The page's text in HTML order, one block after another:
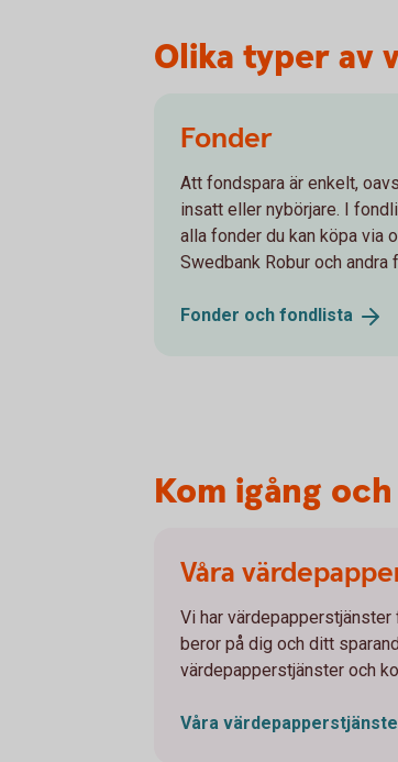
Olika typer av
Fonder
Att fondspara är enkelt,
insatt eller nybörjare. I
alla fonder du kan köpa via
Swedbank Robur och andra
Fonder och fondlista
Kom igång
Våra
Vi har värdepapperstjänster
beror på dig och ditt
värdepapperstjänster och
Våra